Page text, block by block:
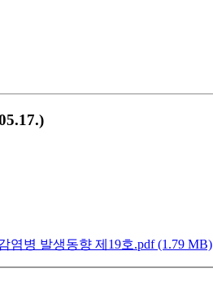
염병 발생동향 제19호.pdf (1.79 MB)